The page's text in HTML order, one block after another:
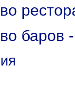
баров